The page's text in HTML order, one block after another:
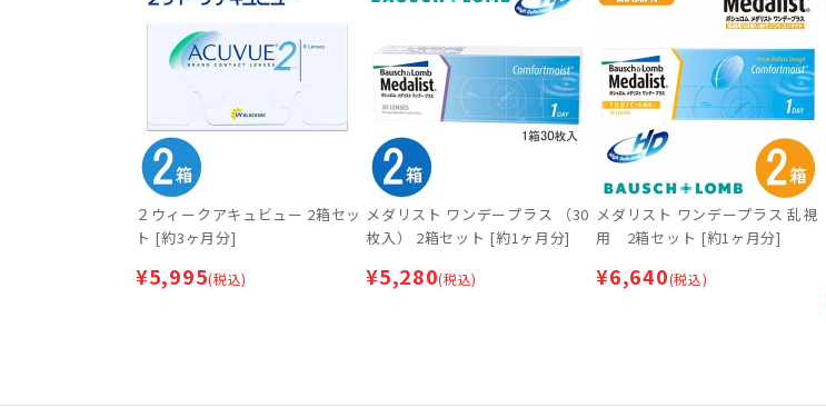
２ウィークアキュビュー 2箱セッ
ト [約3ヶ月分]
¥5,995(税込)
メダリスト ワンデープラス （30
枚入） 2箱セット [約1ヶ月分]
¥5,280(税込)
メダリスト ワンデープラス 乱視
用 2箱セット [約1ヶ月分]
¥6,640(税込)